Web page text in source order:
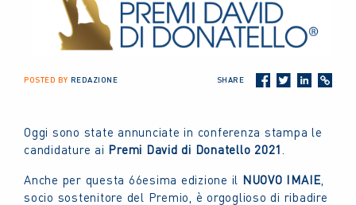
POSTED BY REDAZIONE SHARE
Oggi sono state annunciate in conferenza stampa le
candidature ai Premi David di Donatello 2021
Anche per questa 66esima edizione il NUOVO IMAIE
socio sostenitore del Premio, è orgoglioso di ribadire